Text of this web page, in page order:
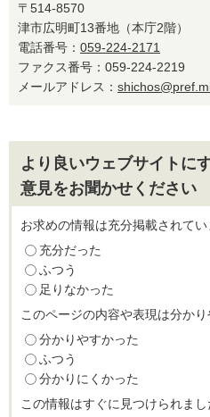
〒514-8570
津市広明町13番地（本庁2階）
電話番号： 059-224-2171
ファクス番号：059-224-2219
メールアドレス：
より良いウェブサイトに
意見をお聞かせください
お求めの情報は充分掲載されてい
充分だった
ふつう
足りなかった
このページの内容や表現は分か
分かりやすかった
ふつう
分かりにくかった
この情報はすぐに見つけられまし